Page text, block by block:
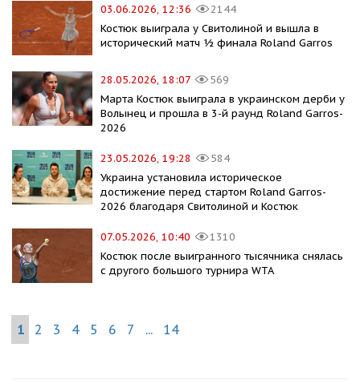
03.06.2026, 12:36
2144
Костюк выиграла у Свитолиной и вышла в
исторический матч ½ финала Roland Garros
28.05.2026, 18:07
569
Марта Костюк выиграла в украинском дерби у
Волынец и прошла в 3-й раунд Roland Garros-
2026
23.05.2026, 19:28
584
Украина установила историческое
достижение перед стартом Roland Garros-
2026 благодаря Свитолиной и Костюк
07.05.2026, 10:40
1310
Костюк после выигранного тысячника снялась
с другого большого турнира WTA
1 2 3 4 5 6 7 ... 14